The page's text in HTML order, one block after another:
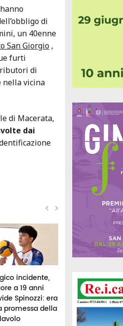
hanno
di
un 40enne
San Giorgio ,
furti
di
nella vicina
di Macerata,
dai
incidente,
a 19 anni
Spinozzi: era
promessa della
Montelago
Festival,
dei carabinieri:
persone
per droga